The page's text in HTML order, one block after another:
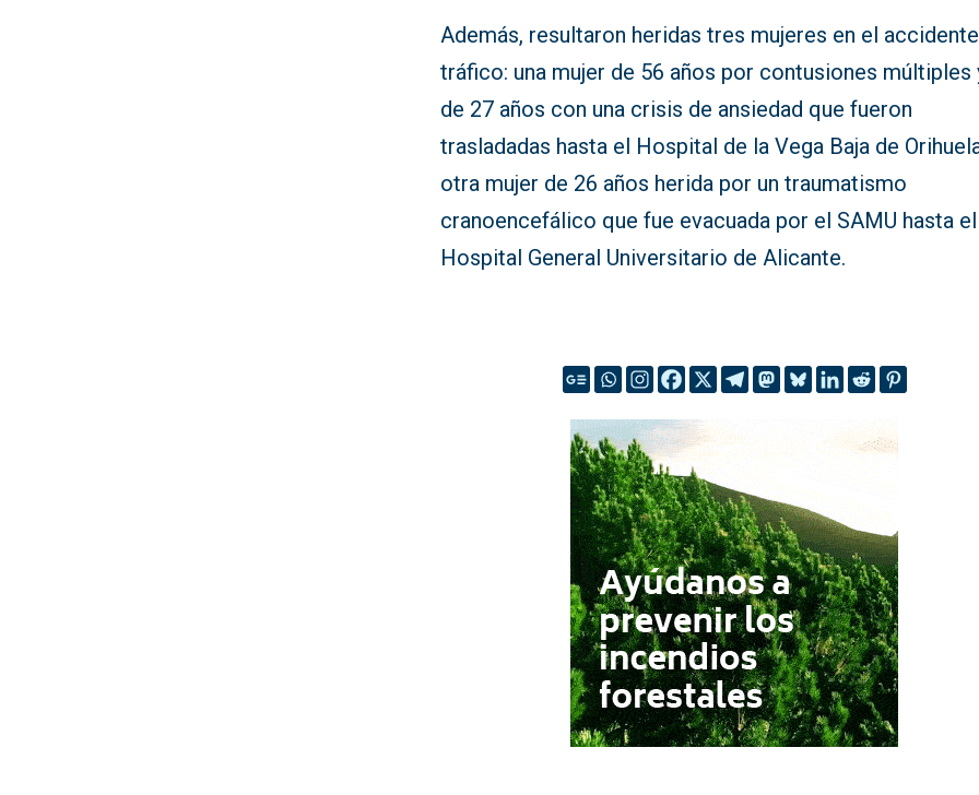
Además, resultaron heridas tres mujeres en el
tráfico: una mujer de 56 años por contusiones múltiples
de 27 años con una crisis de ansiedad que fueron
trasladadas hasta el Hospital de la Vega Baja de
otra mujer de 26 años herida por un traumatismo
cranoencefálico que fue evacuada por el SAMU hasta el
Hospital General Universitario de Alicante.